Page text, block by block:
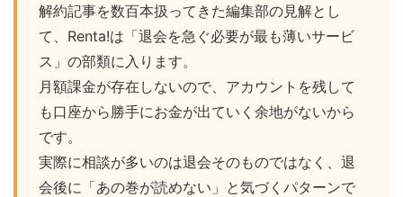
解約記事を数百本扱ってきた編集部の見解とし
て、Renta!は「退会を急ぐ必要が最も薄いサービ
ス」の部類に入ります。
月額課金が存在しないので、アカウントを残して
も口座から勝手にお金が出ていく余地がないから
です。
実際に相談が多いのは退会そのものではなく、退
会後に「あの巻が読めない」と気づくパターンで